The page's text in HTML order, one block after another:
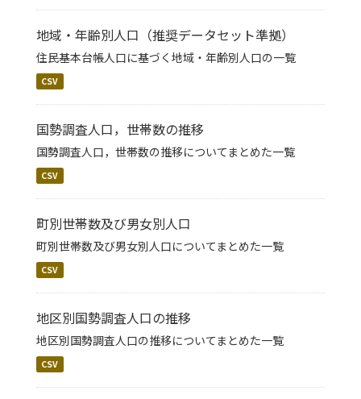
地域・年齢別人口（推奨データセット準拠）
住民基本台帳人口に基づく地域・年齢別人口の一覧
CSV
国勢調査人口，世帯数の推移
国勢調査人口，世帯数の推移についてまとめた一覧
CSV
町別世帯数及び男女別人口
町別世帯数及び男女別人口についてまとめた一覧
CSV
地区別国勢調査人口の推移
地区別国勢調査人口の推移についてまとめた一覧
CSV